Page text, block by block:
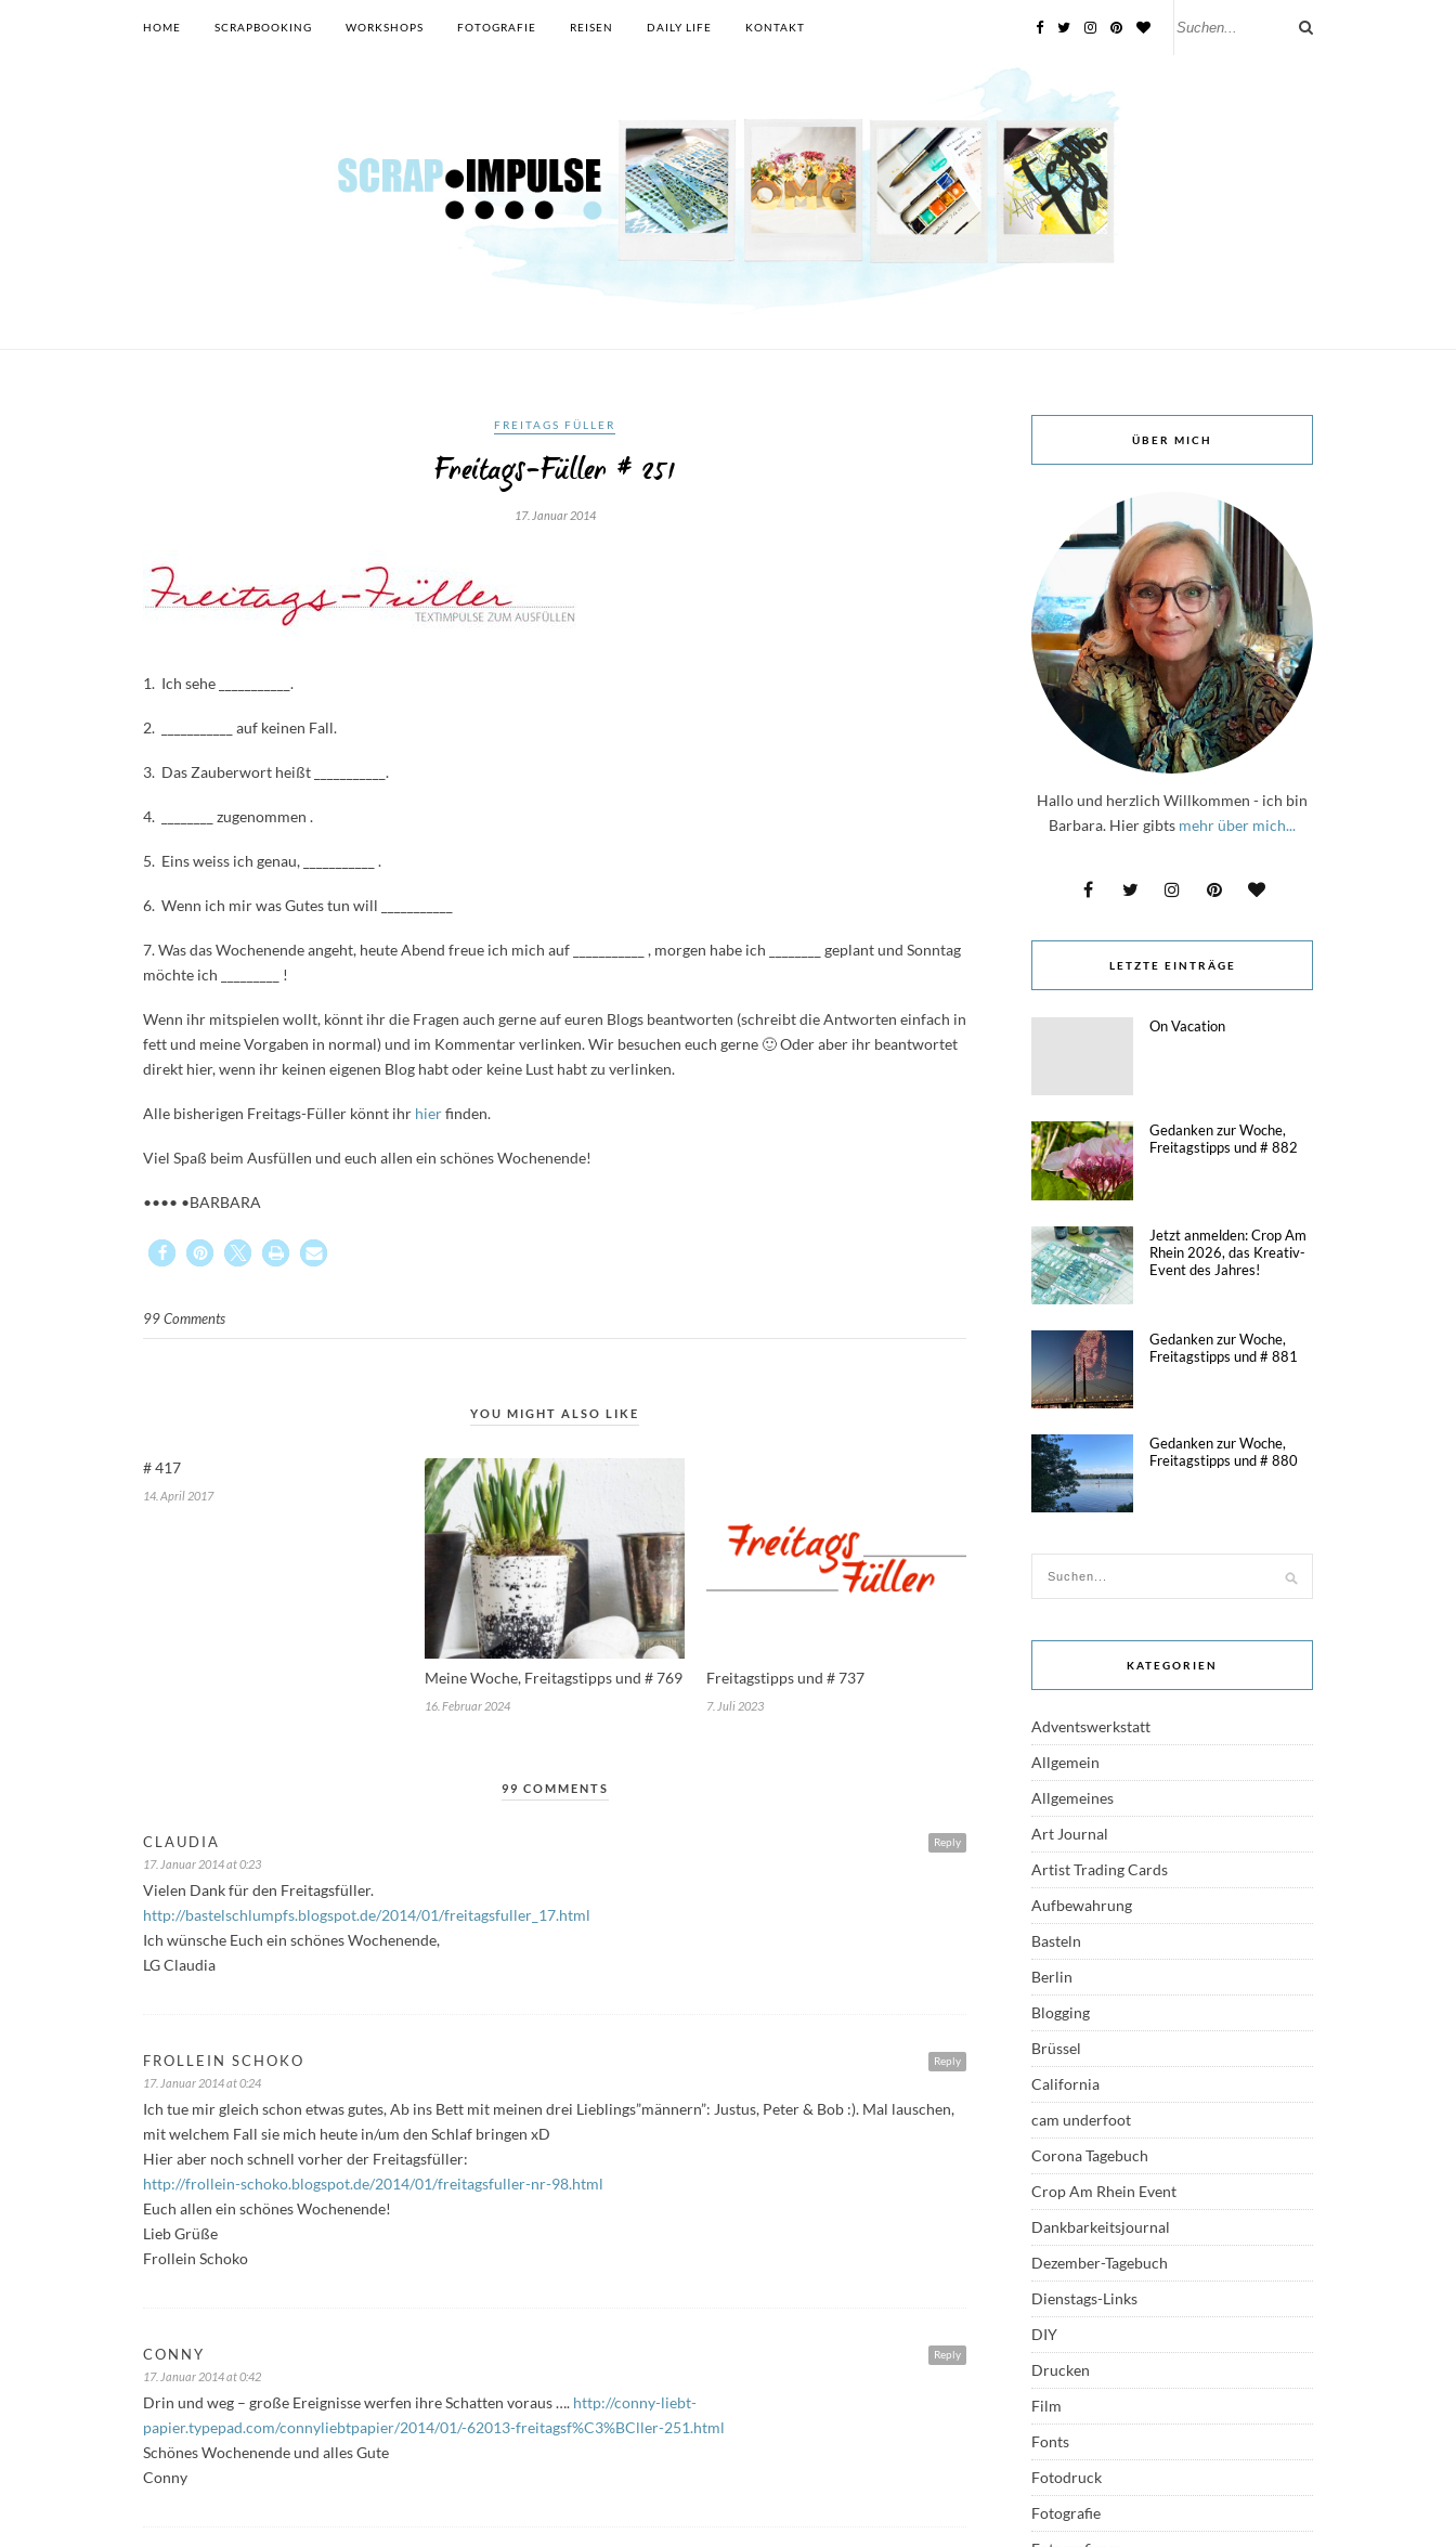
HOME SCRAPBOOKING WORKSHOPS FOTOGRAFIE REISEN DAILY LIFE KONTAKT
FREITAGS FÜLLER
Freitags-Füller # 251
17. Januar 2014
1. Ich sehe ___________.
2. ___________ auf keinen Fall.
3. Das Zauberwort heißt ___________.
4. ________ zugenommen .
5. Eins weiss ich genau, ___________ .
6. Wenn ich mir was Gutes tun will ___________
7. Was das Wochenende angeht, heute Abend freue ich mich auf ___________ , morgen habe ich ________ geplant und Sonntag
möchte ich _________ !
Wenn ihr mitspielen wollt, könnt ihr die Fragen auch gerne auf euren Blogs beantworten (schreibt die Antworten einfach in
fett und meine Vorgaben in normal) und im Kommentar verlinken. Wir besuchen euch gerne 🙂 Oder aber ihr beantwortet
direkt hier, wenn ihr keinen eigenen Blog habt oder keine Lust habt zu verlinken.
Alle bisherigen Freitags-Füller könnt ihr hierfinden.
Viel Spaß beim Ausfüllen und euch allen ein schönes Wochenende!
•••• •BARBARA
99 Comments
YOU MIGHT ALSO LIKE
# 417
14. April 2017
Meine Woche, Freitagstipps und # 769
16. Februar 2024
Freitagstipps und # 737
7. Juli 2023
99 COMMENTS
Reply
CLAUDIA
17. Januar 2014 at 0:23
Vielen Dank für den Freitagsfüller.
http://bastelschlumpfs.blogspot.de/2014/01/freitagsfuller_17.html
Ich wünsche Euch ein schönes Wochenende,
LG Claudia
Reply
FROLLEIN SCHOKO
17. Januar 2014 at 0:24
Ich tue mir gleich schon etwas gutes, Ab ins Bett mit meinen drei Lieblings”männern”: Justus, Peter & Bob :). Mal lauschen,
mit welchem Fall sie mich heute in/um den Schlaf bringen xD
Hier aber noch schnell vorher der Freitagsfüller:
http://frollein-schoko.blogspot.de/2014/01/freitagsfuller-nr-98.html
Euch allen ein schönes Wochenende!
Lieb Grüße
Frollein Schoko
Reply
CONNY
17. Januar 2014 at 0:42
Drin und weg – große Ereignisse werfen ihre Schatten voraus …. http://conny-liebt-
papier.typepad.com/connyliebtpapier/2014/01/-62013-freitagsf%C3%BCller-251.html
Schönes Wochenende und alles Gute
Conny
ÜBER MICH
Hallo und herzlich Willkommen - ich bin
Barbara. Hier gibts mehr über mich...
LETZTE EINTRÄGE
On Vacation
Gedanken zur Woche,
Freitagstipps und # 882
Jetzt anmelden: Crop Am
Rhein 2026, das Kreativ-
Event des Jahres!
Gedanken zur Woche,
Freitagstipps und # 881
Gedanken zur Woche,
Freitagstipps und # 880
KATEGORIEN
Adventswerkstatt
Allgemein
Allgemeines
Art Journal
Artist Trading Cards
Aufbewahrung
Basteln
Berlin
Blogging
Brüssel
California
cam underfoot
Corona Tagebuch
Crop Am Rhein Event
Dankbarkeitsjournal
Dezember-Tagebuch
Dienstags-Links
DIY
Drucken
Film
Fonts
Fotodruck
Fotografie